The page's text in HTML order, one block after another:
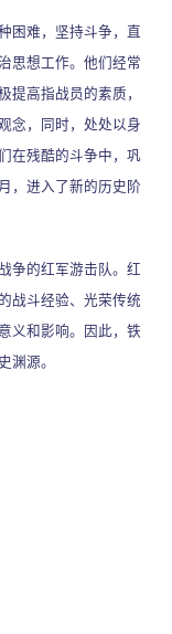
难，坚持斗争，直
思想工作。他们经常
提高指战员的素质，
念，同时，处处以身
在残酷的斗争中，巩
，进入了新的历史阶
的红军游击队。红
战斗经验、光荣传统
义和影响。因此，铁
渊源。